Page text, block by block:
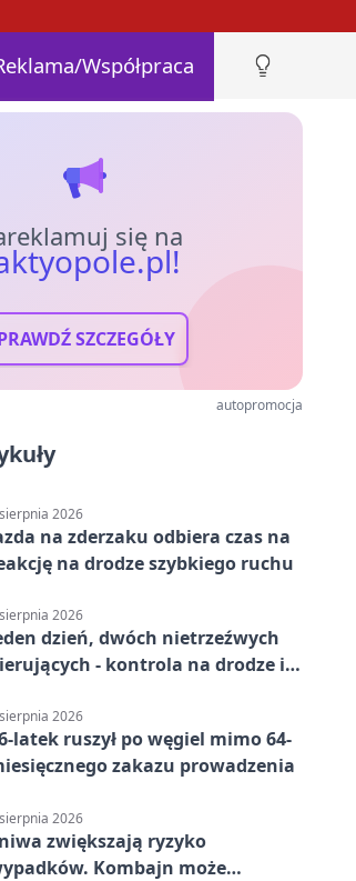
Współpraca
się na
SZCZEGÓŁY
autopromocja
2026
na zderzaku odbiera czas na
na drodze szybkiego ruchu
2026
dzień, dwóch nietrzeźwych
- kontrola na drodze i
2026
latek ruszył po węgiel mimo 64-
zakazu prowadzenia
2026
zwiększają ryzyko
Kombajn może